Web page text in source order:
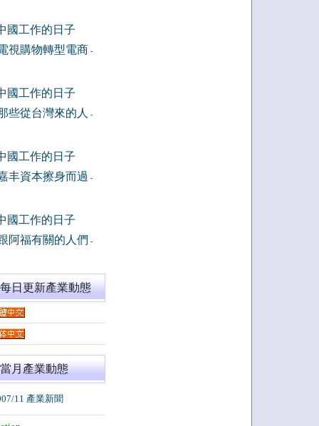
國工作的日子
視購物轉型電商 -
國工作的日子
些從台灣來的人
-
國工作的日子
丰資本擦身而過 -
國工作的日子
阿福有關的人們 -
日更新產業動態
當月產業動態
11 產業新聞